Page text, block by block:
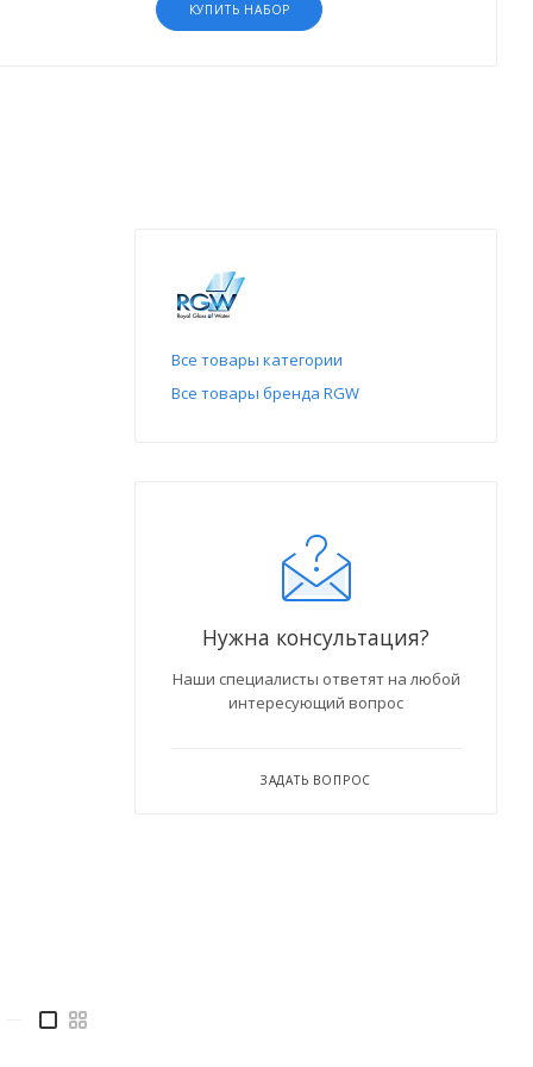
КУПИТЬ НАБОР
Все товары категории
Все товары бренда RGW
Нужна консультация?
Наши специалисты ответят на любой
интересующий вопрос
ЗАДАТЬ ВОПРОС